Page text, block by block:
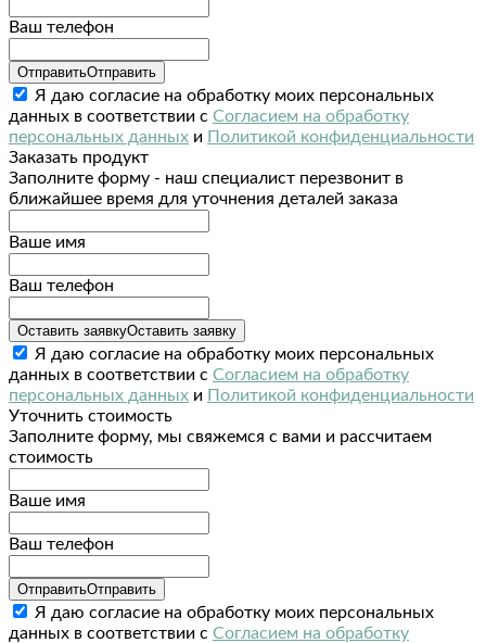
Ваш телефон
ОтправитьОтправить
Я даю согласие на обработку моих персональных
данных в соответствии с Согласием на обработку
персональных данных и Политикой конфиденциальности
Заказать продукт
Заполните форму - наш специалист перезвонит в
ближайшее время для уточнения деталей заказа
Ваше имя
Ваш телефон
Оставить заявкуОставить заявку
Я даю согласие на обработку моих персональных
данных в соответствии с Согласием на обработку
персональных данных и Политикой конфиденциальности
Уточнить стоимость
Заполните форму, мы свяжемся с вами и рассчитаем
стоимость
Ваше имя
Ваш телефон
ОтправитьОтправить
Я даю согласие на обработку моих персональных
данных в соответствии с Согласием на обработку